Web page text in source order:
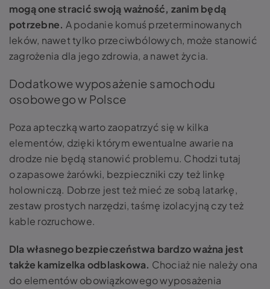
mogą one stracić swoją ważność, zanim będą
potrzebne. A podanie komuś przeterminowanych
leków, nawet tylko przeciwbólowych, może stanowić
zagrożenia dla jego zdrowia, a nawet życia.
Dodatkowe wyposażenie samochodu
osobowego w Polsce
Poza apteczką warto zaopatrzyć się w kilka
elementów, dzięki którym ewentualne awarie na
drodze nie będą stanowić problemu. Chodzi tutaj
o zapasowe żarówki, bezpieczniki czy też linkę
holowniczą. Dobrze jest też mieć ze sobą latarkę,
zestaw prostych narzędzi, taśmę izolacyjną czy też
kable rozruchowe.
Dla własnego bezpieczeństwa bardzo ważna jest
także kamizelka odblaskowa. Chociaż nie należy ona
do elementów obowiązkowego wyposażenia